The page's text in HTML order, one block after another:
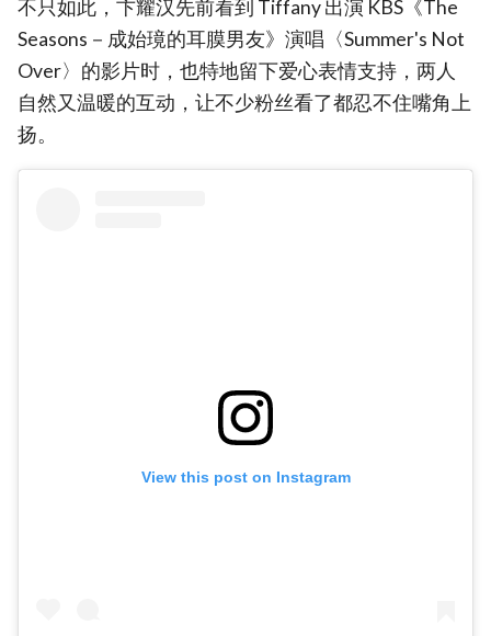
不只如此，卞耀汉先前看到 Tiffany 出演 KBS《The
Seasons－成始璄的耳膜男友》演唱〈Summer's Not
Over〉的影片时，也特地留下爱心表情支持，两人
自然又温暖的互动，让不少粉丝看了都忍不住嘴角上
扬。
View this post on Instagram